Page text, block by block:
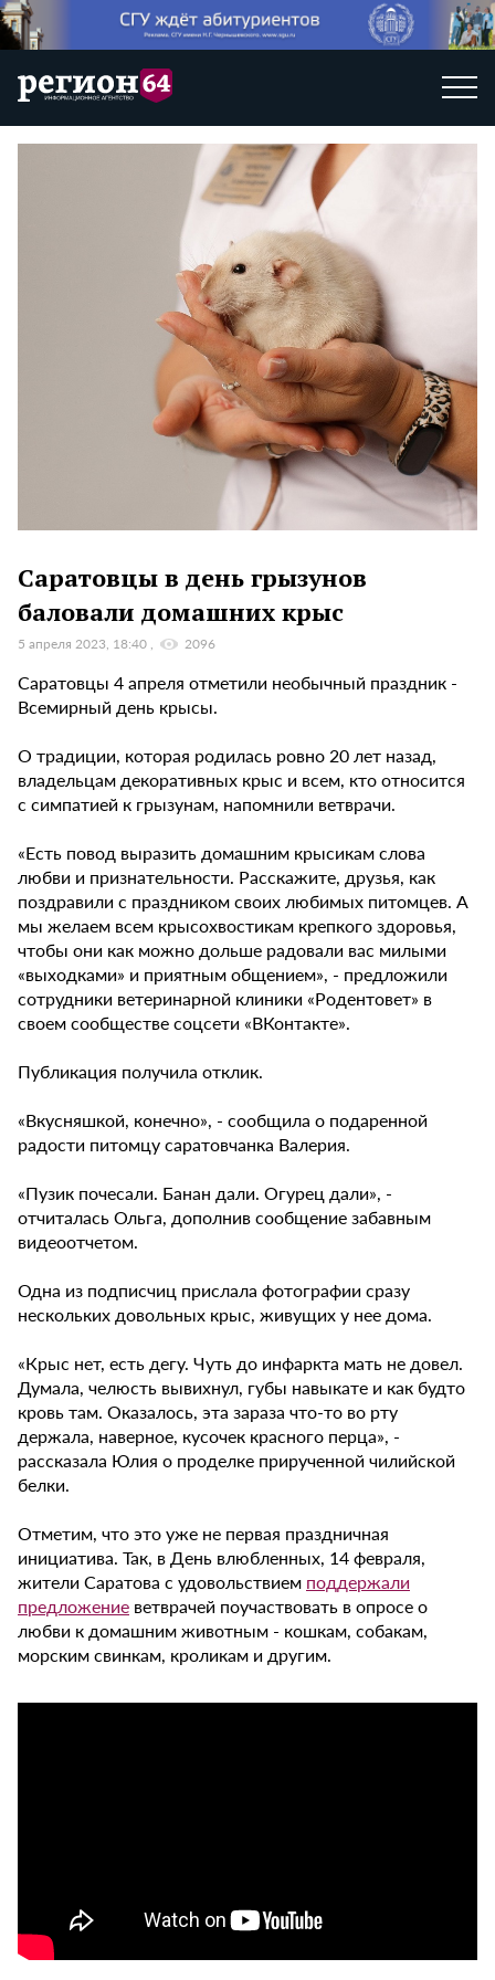
Саратовцы в день грызунов
баловали домашних крыс
5 апреля 2023, 18:40 2096
Саратовцы 4 апреля отметили необычный праздник -
Всемирный день крысы.
О традиции, которая родилась ровно 20 лет назад,
владельцам декоративных крыс и всем, кто относится
с симпатией к грызунам, напомнили ветврачи.
«Есть повод выразить домашним крысикам слова
любви и признательности. Расскажите, друзья, как
поздравили с праздником своих любимых питомцев. А
мы желаем всем крысохвостикам крепкого здоровья,
чтобы они как можно дольше радовали вас милыми
«выходками» и приятным общением», - предложили
сотрудники ветеринарной клиники «Родентовет» в
своем сообществе соцсети «ВКонтакте».
Публикация получила отклик.
«Вкусняшкой, конечно», - сообщила о подаренной
радости питомцу саратовчанка Валерия.
«Пузик почесали. Банан дали. Огурец дали», -
отчиталась Ольга, дополнив сообщение забавным
видеоотчетом.
Одна из подписчиц прислала фотографии сразу
нескольких довольных крыс, живущих у нее дома.
«Крыс нет, есть дегу. Чуть до инфаркта мать не довел.
Думала, челюсть вывихнул, губы навыкате и как будто
кровь там. Оказалось, эта зараза что-то во рту
держала, наверное, кусочек красного перца», -
рассказала Юлия о проделке прирученной чилийской
белки.
Отметим, что это уже не первая праздничная
инициатива. Так, в День влюбленных, 14 февраля,
жители Саратова с удовольствием поддержали
предложение ветврачей поучаствовать в опросе о
любви к домашним животным - кошкам, собакам,
морским свинкам, кроликам и другим.